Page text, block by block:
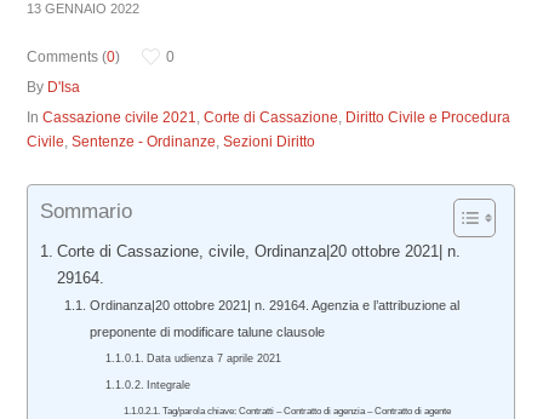
13 GENNAIO 2022
Comments (0)
0
By D'Isa
InCassazione civile 2021,Corte di Cassazione, Diritto Civile e Procedura
Civile,Sentenze - Ordinanze,Sezioni Diritto
Sommario
Corte di Cassazione, civile, Ordinanza|20 ottobre 2021| n.
29164.
Ordinanza|20 ottobre 2021| n. 29164. Agenzia e l’attribuzione al
preponente di modificare talune clausole
Data udienza 7 aprile 2021
Integrale
Tag/parola chiave: Contratti – Contratto di agenzia – Contratto di agente